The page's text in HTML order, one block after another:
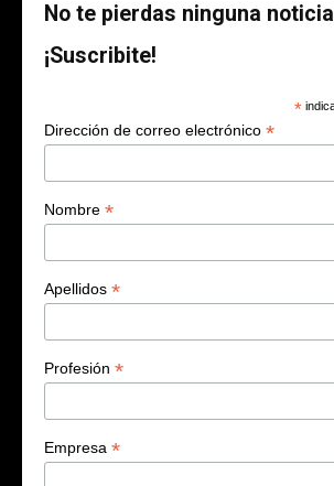
No te pierdas ninguna noticia
¡Suscribite!
*
Dirección de correo electrónico *
Nombre *
Apellidos *
Profesión *
Empresa *